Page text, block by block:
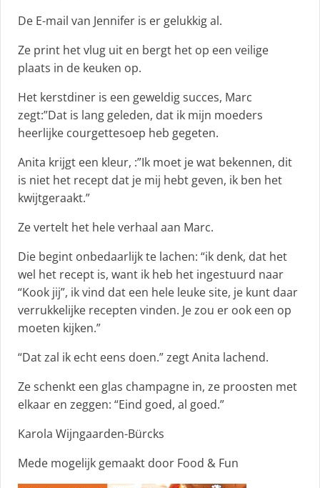
De E-mail van Jennifer is er gelukkig al.
Ze print het vlug uit en bergt het op een veilige
plaats in de keuken op.
Het kerstdiner is een geweldig succes, Marc
zegt:”Dat is lang geleden, dat ik mijn moeders
heerlijke courgettesoep heb gegeten.
Anita krijgt een kleur, :”Ik moet je wat bekennen, dit
is niet het recept dat je mij hebt geven, ik ben het
kwijtgeraakt.”
Ze vertelt het hele verhaal aan Marc.
Die begint onbedaarlijk te lachen: “ik denk, dat het
wel het recept is, want ik heb het ingestuurd naar
“Kook jij”, ik vind dat een hele leuke site, je kunt daar
verrukkelijke recepten vinden. Je zou er ook een op
moeten kijken.”
“Dat zal ik echt eens doen.” zegt Anita lachend.
Ze schenkt een glas champagne in, ze proosten met
elkaar en zeggen: “Eind goed, al goed.”
Karola Wijngaarden-Bürcks
Mede mogelijk gemaakt door Food & Fun